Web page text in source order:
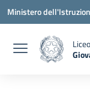
Vai ai contenuti
Vai al menu di
Vai al footer
Ministero